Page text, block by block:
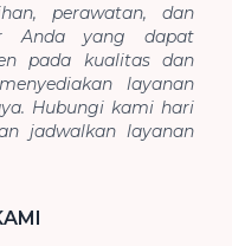
perawatan, dan
Anda yang dapat
pada kualitas dan
layanan
Hubungi kami hari
jadwalkan layanan